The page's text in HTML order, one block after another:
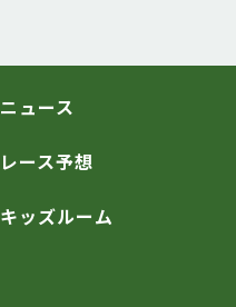
ニュース
レース予想
キッズルーム